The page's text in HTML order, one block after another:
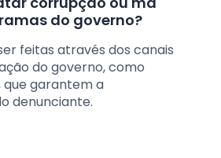
do governo?
feitas através dos canais
do governo, como
que garantem a
denunciante.